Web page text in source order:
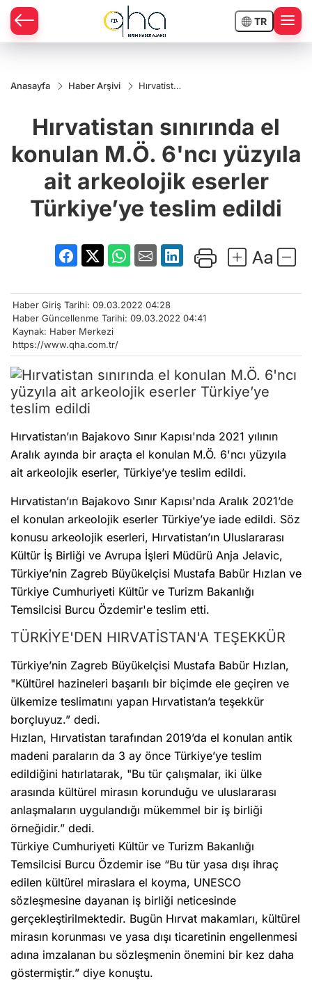
TR
Anasayfa Haber Arşivi
Hırvatistan
yüzyıla ait
arkeolojik
eserler
Türkiye’ye
teslim
edildi
Hırvatistan sınırında el
konulan M.Ö. 6'ncı yüzyıla
ait arkeolojik eserler
Türkiye’ye teslim edildi
Haber Giriş Tarihi: 09.03.2022 04:28
Haber Güncellenme Tarihi: 09.03.2022 04:41
Kaynak: Haber Merkezi
https://www.qha.com.tr/
Hırvatistan’ın Bajakovo Sınır Kapısı'nda 2021 yılının
Aralık ayında bir araçta el konulan M.Ö. 6'ncı yüzyıla
ait arkeolojik eserler, Türkiye’ye teslim edildi.
Hırvatistan’ın Bajakovo Sınır Kapısı'nda Aralık 2021’de
el konulan arkeolojik eserler Türkiye’ye iade edildi. Söz
konusu arkeolojik eserleri, Hırvatistan’ın Uluslararası
Kültür İş Birliği ve Avrupa İşleri Müdürü Anja Jelavic,
Türkiye’nin Zagreb Büyükelçisi Mustafa Babür Hızlan ve
Türkiye Cumhuriyeti Kültür ve Turizm Bakanlığı
Temsilcisi Burcu Özdemir'e teslim etti.
TÜRKİYE'DEN HIRVATİSTAN'A TEŞEKKÜR
Türkiye’nin Zagreb Büyükelçisi Mustafa Babür Hızlan,
"Kültürel hazineleri başarılı bir biçimde ele geçiren ve
ülkemize teslimatını yapan Hırvatistan’a teşekkür
borçluyuz.” dedi.
Hızlan, Hırvatistan tarafından 2019’da el konulan antik
madeni paraların da 3 ay önce Türkiye’ye teslim
edildiğini hatırlatarak, "Bu tür çalışmalar, iki ülke
arasında kültürel mirasın korunduğu ve uluslararası
anlaşmaların uygulandığı mükemmel bir iş birliği
örneğidir.” dedi.
Türkiye Cumhuriyeti Kültür ve Turizm Bakanlığı
Temsilcisi Burcu Özdemir ise “Bu tür yasa dışı ihraç
edilen kültürel miraslara el koyma, UNESCO
sözleşmesine dayanan iş birliği neticesinde
gerçekleştirilmektedir. Bugün Hırvat makamları, kültürel
mirasın korunması ve yasa dışı ticaretinin engellenmesi
adına imzalanan bu sözleşmenin önemini bir kez daha
göstermiştir.” diye konuştu.